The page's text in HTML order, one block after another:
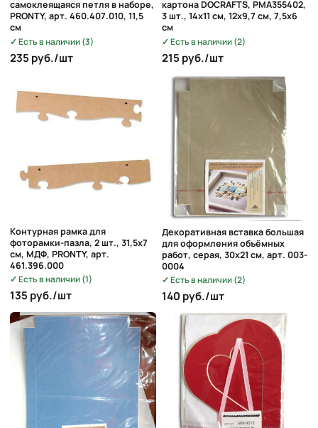
самоклеящаяся петля в наборе,
PRONTY, арт. 460.407.010, 11,5
см
Есть в наличии (3)
235 руб./шт
картона DOCRAFTS, PMA355402,
3 шт., 14х11 см, 12х9,7 см, 7,5х6
см
Есть в наличии (2)
215 руб./шт
Контурная рамка для
фоторамки-пазла, 2 шт., 31,5х7
см, МДФ, PRONTY, арт.
461.396.000
Есть в наличии (1)
135 руб./шт
Декоративная вставка большая
для оформления объёмных
работ, серая, 30х21 см, арт. 003-
0004
Есть в наличии (2)
140 руб./шт